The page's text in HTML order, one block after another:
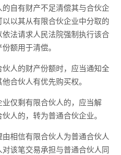
有财产不足清偿其与合伙企
以其从有限合伙企业中分取的
法请求人民法院强制执行该合
额用于清偿。
人的财产份额时，应当通知全
合伙人有优先购买权。
剩有限合伙人的，应当解
人的，转为普通合伙企业。
信有限合伙人为普通合伙人
该笔交易承担与普通合伙人同